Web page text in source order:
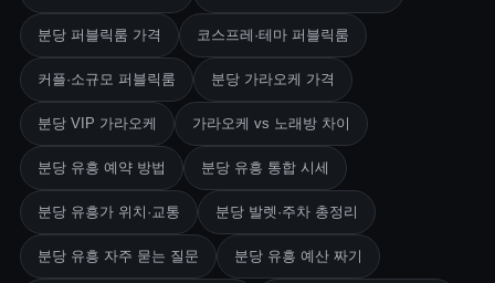
분당 퍼블릭룸 가격 코스프레·테마 퍼블릭룸
커플·소규모 퍼블릭룸 분당 가라오케 가격
분당 VIP 가라오케 가라오케 vs 노래방 차이
분당 유흥 예약 방법 분당 유흥 통합 시세
분당 유흥가 위치·교통 분당 발렛·주차 총정리
분당 유흥 자주 묻는 질문 분당 유흥 예산 짜기